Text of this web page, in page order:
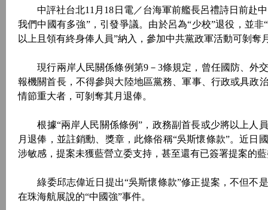
中評社台北11月18日電／台海軍前艦長呂禮詩日前赴中
我們中國有多強”，引發爭議。由於呂為“少校”退役，並
以上且領有終身俸人員”納入，參加中共黨政軍活動可剝
現行兩岸人民關係條例第9－3條規定，曾任國防、外
報機關首長，不得參與大陸地區黨務、軍事、行政或具政
情節重大者，可剝奪其月退俸。
根據“兩岸人民關係條例”，政務副首長或少將以上人
月退俸，並註銷勳、獎章，此條俗稱“吳斯懷條款”。近
涉敏感，提案未獲藍營立委支持，甚至還有已簽署提案的
綠委邱志偉近日提出“吳斯懷條款”修正提案，不但不
在珠海航展說的“中國強”事件。